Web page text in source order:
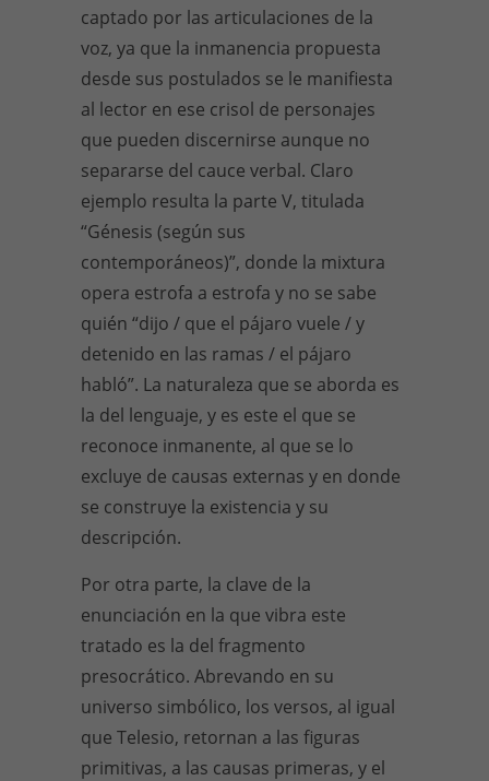
captado por las articulaciones de la
voz, ya que la inmanencia propuesta
desde sus postulados se le manifiesta
al lector en ese crisol de personajes
que pueden discernirse aunque no
separarse del cauce verbal. Claro
ejemplo resulta la parte V, titulada
“Génesis (según sus
contemporáneos)”, donde la mixtura
opera estrofa a estrofa y no se sabe
quién “dijo / que el pájaro vuele / y
detenido en las ramas / el pájaro
habló”. La naturaleza que se aborda es
la del lenguaje, y es este el que se
reconoce inmanente, al que se lo
excluye de causas externas y en donde
se construye la existencia y su
descripción.
Por otra parte, la clave de la
enunciación en la que vibra este
tratado es la del fragmento
presocrático. Abrevando en su
universo simbólico, los versos, al igual
que Telesio, retornan a las figuras
primitivas, a las causas primeras, y el